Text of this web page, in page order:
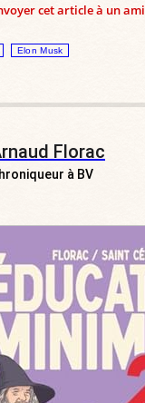
cet article à un ami
Elon Musk
Florac
à BV